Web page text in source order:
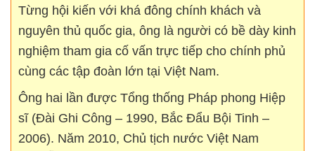
Từng hội kiến với khá đông chính khách và
nguyên thủ quốc gia, ông là người có bề dày kinh
nghiệm tham gia cố vấn trực tiếp cho chính phủ
cùng các tập đoàn lớn tại Việt Nam.
Ông hai lần được Tổng thống Pháp phong Hiệp
sĩ (Đài Ghi Công – 1990, Bắc Đẩu Bội Tinh –
2006). Năm 2010, Chủ tịch nước Việt Nam